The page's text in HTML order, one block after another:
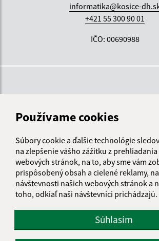
Používame cookies
Súbory cookie a ďalšie technológie
na zlepšenie vášho zážitku z prehliadania
webových stránok, na to, aby sme vám
prispôsobený obsah a cielené reklamy,
návštevnosti našich webových stránok a
toho, odkiaľ naši návštevníci prichádzajú.
Súhlasím
informatika@kosice-
+421 55 300 90 01
IČO: 00690988
Informácie o stránke: